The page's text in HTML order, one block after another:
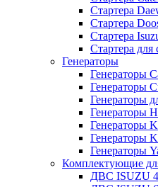
Стартера
Стартера
Стартера
Стартера для
Генераторы
Генераторы
Генераторы
Генераторы
Генераторы
Генераторы
Генераторы
Генераторы
Комплектующие
ДВС ISUZU